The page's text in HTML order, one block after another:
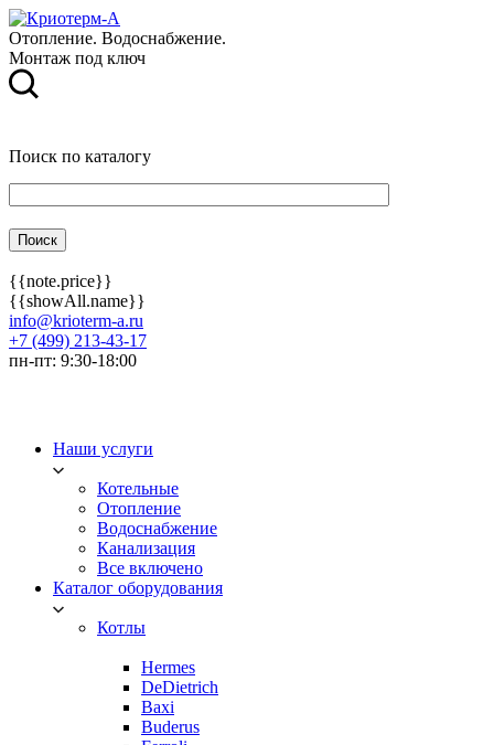
Отопление. Водоснабжение.
Монтаж под ключ
Поиск по каталогу
{{note.price}}
{{showAll.name}}
info@krioterm-a.ru
+7 (499) 213-43-17
пн-пт: 9:30-18:00
Наши услуги
Котельные
Отопление
Водоснабжение
Канализация
Все включено
Каталог оборудования
Котлы
Hermes
DeDietrich
Baxi
Buderus